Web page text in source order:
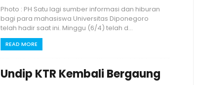
Photo : PH Satu lagi sumber informasi dan hiburan
bagi para mahasiswa Universitas Diponegoro
telah hadir saat ini. Minggu (6/4) telah d...
READ MORE
Undip KTR Kembali Bergaung